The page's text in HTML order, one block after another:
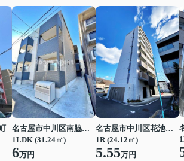
名古屋市中川区南脇町１丁目
1LDK (31.24㎡)
6万円
名古屋市中川区花池町１丁目
1R (24.12㎡)
5.55万円